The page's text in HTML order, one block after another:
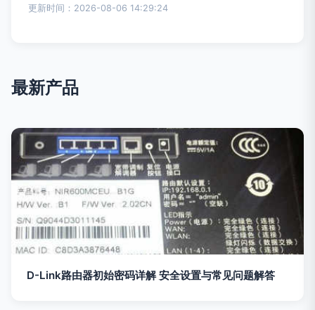
更新时间：2026-08-06 14:29:24
最新产品
D-Link路由器初始密码详解 安全设置与常见问题解答